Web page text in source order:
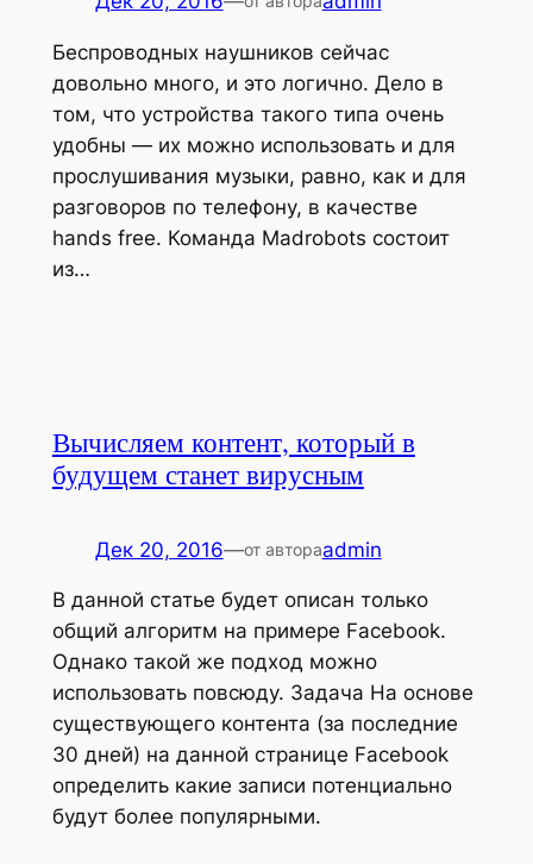
Беспроводных наушников сейчас
довольно много, и это логично. Дело в
том, что устройства такого типа очень
удобны — их можно использовать и для
прослушивания музыки, равно, как и для
разговоров по телефону, в качестве
hands free. Команда Madrobots состоит
из…
Вычисляем контент, который в
будущем станет вирусным
Дек 20, 2016—от автораadmin
В данной статье будет описан только
общий алгоритм на примере Facebook.
Однако такой же подход можно
использовать повсюду. Задача На основе
существующего контента (за последние
30 дней) на данной странице Facebook
определить какие записи потенциально
будут более популярными.